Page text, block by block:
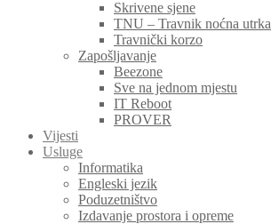
Skrivene sjene
TNU – Travnik noćna utrka
Travnički korzo
Zapošljavanje
Beezone
Sve na jednom mjestu
IT Reboot
PROVER
Vijesti
Usluge
Informatika
Engleski jezik
Poduzetništvo
Izdavanje prostora i opreme